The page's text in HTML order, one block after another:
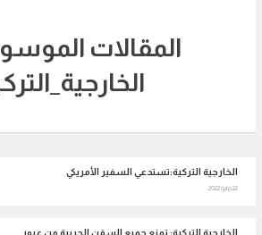
المقالات
الخارجية التركية:تستدعي السفير الأمريكي
22 مايو 2022
الخارجية التركية: تمنع جميع السفن الحربية من عبور